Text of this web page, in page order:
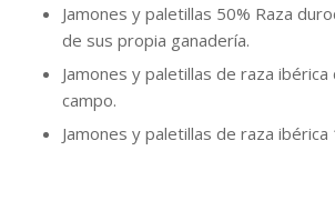
Jamones y paletillas 50% Raza
de sus propia ganadería.
Jamones y paletillas de raza
campo.
Jamones y paletillas de raza ibérica